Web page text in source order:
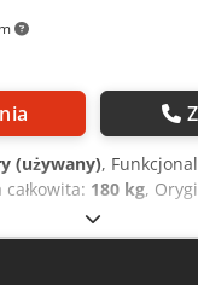
(używany),
całkowita: 180 kg,
900 mm,
Możliwa dostawa na
wysyłki ustalany